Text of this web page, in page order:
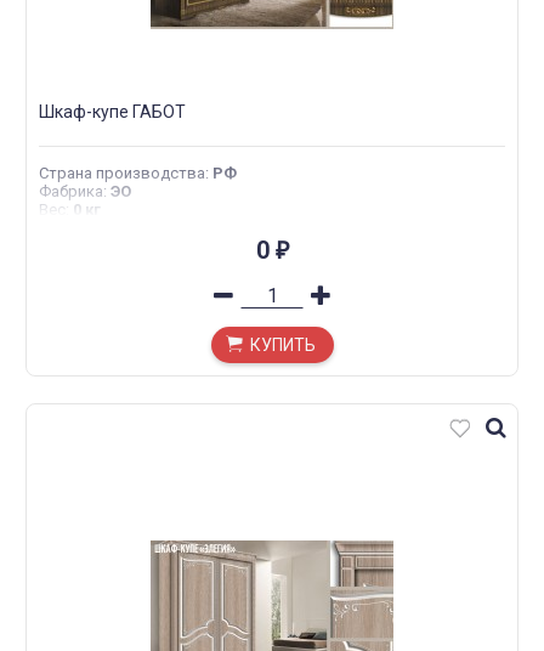
Шкаф-купе ГАБОТ
Страна производства: РФ
Фабрика: ЭО
Вес : 0 кг
0 ₽
КУПИТЬ